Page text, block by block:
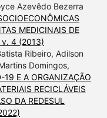
Azevêdo Bezerra
MEDICINAIS DE
v. 4 (2013)
Ribeiro, Adilson
Domingos,
19 E A ORGANIZAÇÃO
RECICLÁVEIS
DA REDESUL